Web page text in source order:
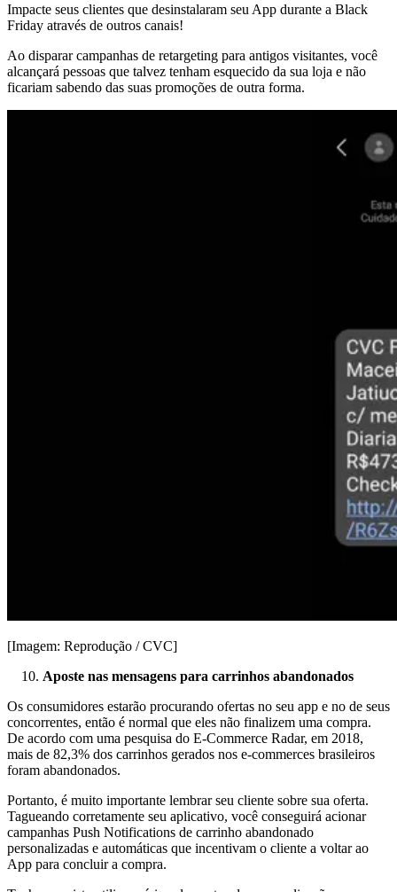
Impacte seus clientes que desinstalaram seu App durante a Black
Friday através de outros canais!
Ao disparar campanhas de retargeting para antigos visitantes, você
alcançará pessoas que talvez tenham esquecido da sua loja e não
ficariam sabendo das suas promoções de outra forma.
[Imagem: Reprodução / CVC]
Aposte nas mensagens para carrinhos abandonados
Os consumidores estarão procurando ofertas no seu app e no de seus
concorrentes, então é normal que eles não finalizem uma compra.
De acordo com uma pesquisa do E-Commerce Radar, em 2018,
mais de 82,3% dos carrinhos gerados nos e-commerces brasileiros
foram abandonados.
Portanto, é muito importante lembrar seu cliente sobre sua oferta.
Tagueando corretamente seu aplicativo, você conseguirá acionar
campanhas Push Notifications de carrinho abandonado
personalizadas e automáticas que incentivam o cliente a voltar ao
App para concluir a compra.